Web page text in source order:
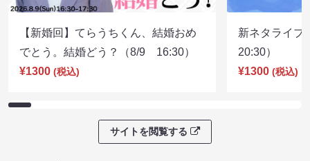
【新婚回】てらうちくん、結婚おめ
でとう。結婚どう？（8/9 16:30）
¥1300 (税込)
新ネタライ
20:30）
¥1300 (税込)
サイトを閲覧する